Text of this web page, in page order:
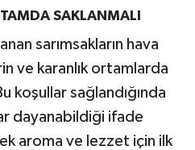
SAKLANMALI
sarımsakların hava
ve karanlık ortamlarda
koşullar sağlandığında
dayanabildiği ifade
aroma ve lezzet için ilk